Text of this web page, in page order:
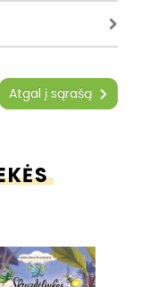
Atgal į sąrašą